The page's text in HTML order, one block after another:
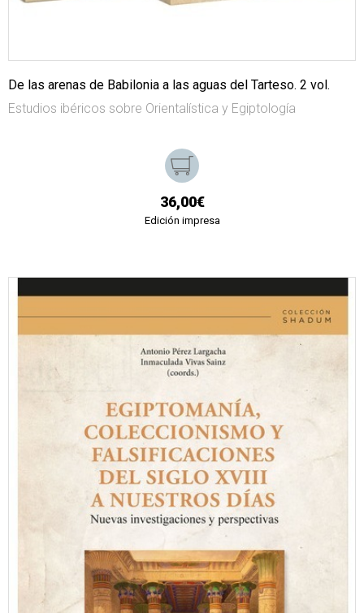
De las arenas de Babilonia a las aguas del Tarteso. 2 vol.
Estudios ibéricos sobre Orientalística y Egiptología
36,00€
Edición impresa